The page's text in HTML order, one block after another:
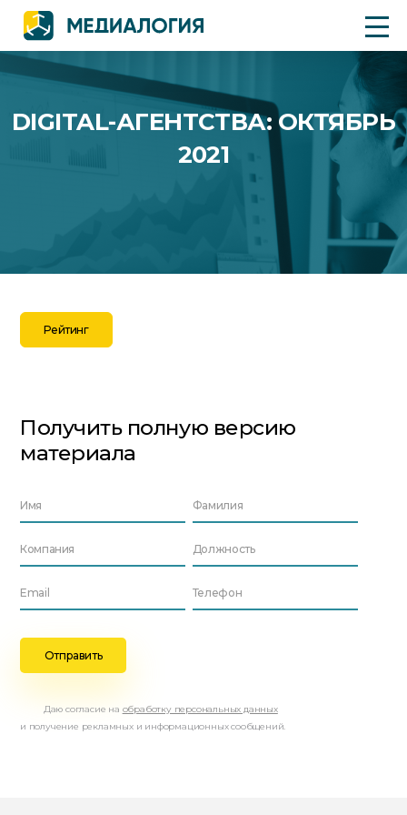
DIGITAL-АГЕНТСТВА: ОКТЯБРЬ
2021
Рейтинг
Получить полную версию
материала
Даю согласие на обработку персональных данных
и получение рекламных и информационных сообщений.